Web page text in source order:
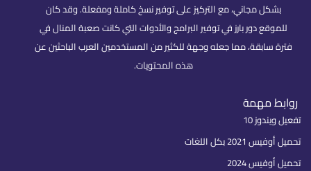
بشكل مجاني، مع التركيز على توفير نسخ كاملة ومفعلة. وقد كان
للموقع دور بارز في توفير البرامج والأدوات التي كانت صعبة المنال في
فترة سابقة، مما جعله وجهة للكثير من المستخدمين العرب الباحثين عن
هذه المحتويات.
روابط مهمة
تفعيل ويندوز 10
تحميل أوفيس 2021 بكل اللغات
تحميل أوفيس 2024